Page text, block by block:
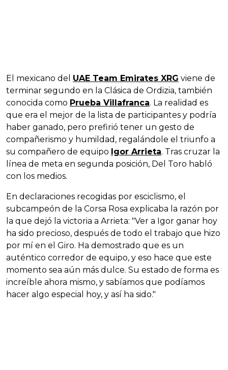
El mexicano del UAE Team Emirates XRG viene de
terminar segundo en la Clásica de Ordizia, también
conocida como Prueba Villafranca. La realidad es
que era el mejor de la lista de participantes y podría
haber ganado, pero prefirió tener un gesto de
compañerismo y humildad, regalándole el triunfo a
su compañero de equipo Igor Arrieta. Tras cruzar la
línea de meta en segunda posición, Del Toro habló
con los medios.
En declaraciones recogidas por esciclismo, el
subcampeón de la Corsa Rosa explicaba la razón por
la que dejó la victoria a Arrieta: "Ver a Igor ganar hoy
ha sido precioso, después de todo el trabajo que hizo
por mí en el Giro. Ha demostrado que es un
auténtico corredor de equipo, y eso hace que este
momento sea aún más dulce. Su estado de forma es
increíble ahora mismo, y sabíamos que podíamos
hacer algo especial hoy, y así ha sido."